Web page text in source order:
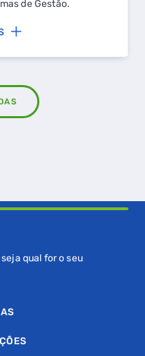
de Gestão.
qual for o seu